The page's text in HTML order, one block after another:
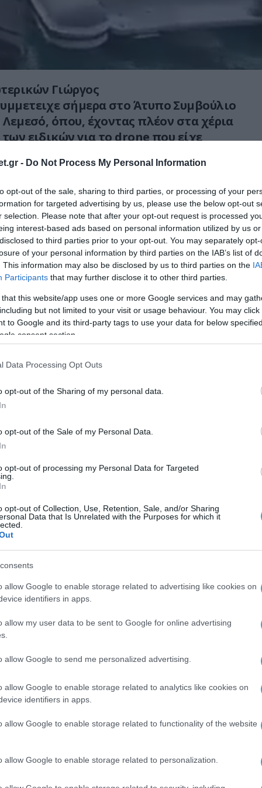
- Do Not Process My Personal Information
opt-out of the sale, sharing to third parties, or processing of your
for targeted advertising by us, please use the below opt-out
selection. Please note that after your opt-out request is processed
interest-based ads based on personal information utilized by us
to third parties prior to your opt-out. You may separately
of your personal information by third parties on the IAB’s list of
This information may also be disclosed by us to third parties on the
Participants that may further disclose it to other third parties.
that this website/app uses one or more Google services and may
but not limited to your visit or usage behaviour. You may
to Google and its third-party tags to use your data for below
consent section.
Data Processing Opt Outs
opt-out of the Sharing of my personal data.
opt-out of the Sale of my Personal Data.
opt-out of processing my Personal Data for Targeted
opt-out of Collection, Use, Retention, Sale, and/or Sharing
Data that Is Unrelated with the Purposes for which it
allow Google to enable storage related to advertising like cookies on
identifiers in apps.
allow my user data to be sent to Google for online advertising
allow Google to send me personalized advertising.
allow Google to enable storage related to analytics like cookies on
identifiers in apps.
allow Google to enable storage related to functionality of the website
allow Google to enable storage related to personalization.
Γιώργος
σήμερα στο Άτυπο Συμβούλιο
όπου, έχοντας πλέον στα χέρια
ειδικών για το drone που είχε
Κάγια Κάλας.
και τις συζητήσεις η ουκρανική
διατεθειμένη να απαντήσει και να
με δυνάμεις drone στον εθνικό μας
ακαριαία, όχι μετά από 3
συνομιλία επί του θέματος είχε με τον
του, Αντρίι Σιμπίχα, ο οποίος είχε
από την Κυπριακή Προεδρία.
με δεδομένο ότι το drone είναι
αναμένονται οι απαραίτητες
και φυσικά θα υπάρξει τις επόμενες
ΓΕΕΘΑ – ΕΥΠ
στο πόρισμα του ΓΕΕΘΑ και της
το θαλάσσιο drone έχασε τον
εξαιτίας ενός τεχνικού προβλήματος στα
αναλυτική περιγραφή των τεχνικών
του. Ωστόσο, δεν προσδιορίζεται το ακριβές
του drone ούτε και ο στόχος του. Δεν
μεγάλη απόσταση, καθώς στις δεξαμενές
δεν γίνεται εντελώς σαφές ότι πίσω
η Ουκρανία, παρόλο που ο Υπουργός
υποστηρίζοντας ότι είναι ουκρανικό.